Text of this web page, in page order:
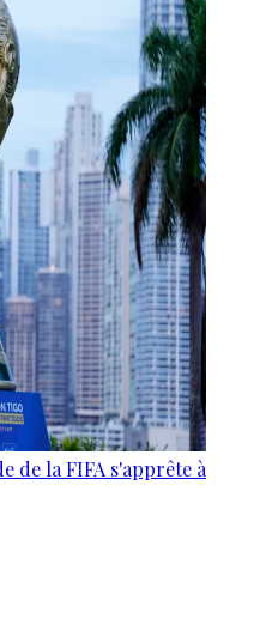
de la FIFA s'apprête à